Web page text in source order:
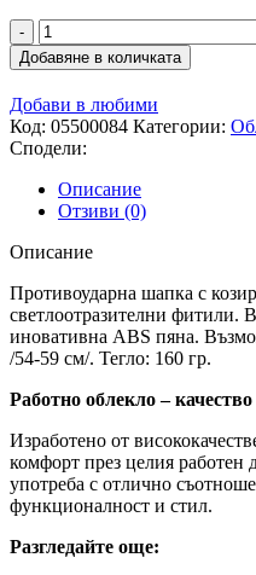
количество
за
Противоударна
шапка
HARTEBEEST
HV
ORANGE
Добавяне в количката
Добави в любими
Код: 05500084 Категории:
Сподели:
Описание
Отзиви (0)
Описание
Противоударна шапка с
светлоотразителни фитили.
иновативна ABS пяна.
/54-59 см/. Тегло: 160 гр.
Работно облекло – качество
Изработено от
комфорт през целия работен
употреба с отлично
функционалност и стил.
Разгледайте още: